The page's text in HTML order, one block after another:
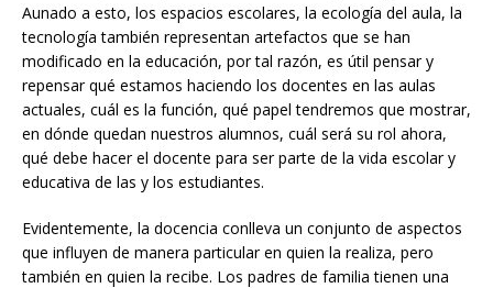
Aunado a esto, los espacios escolares, la ecología del aula, la
tecnología también representan artefactos que se han
modificado en la educación, por tal razón, es útil pensar y
repensar qué estamos haciendo los docentes en las aulas
actuales, cuál es la función, qué papel tendremos que mostrar,
en dónde quedan nuestros alumnos, cuál será su rol ahora,
qué debe hacer el docente para ser parte de la vida escolar y
educativa de las y los estudiantes.
Evidentemente, la docencia conlleva un conjunto de aspectos
que influyen de manera particular en quien la realiza, pero
también en quien la recibe. Los padres de familia tienen una